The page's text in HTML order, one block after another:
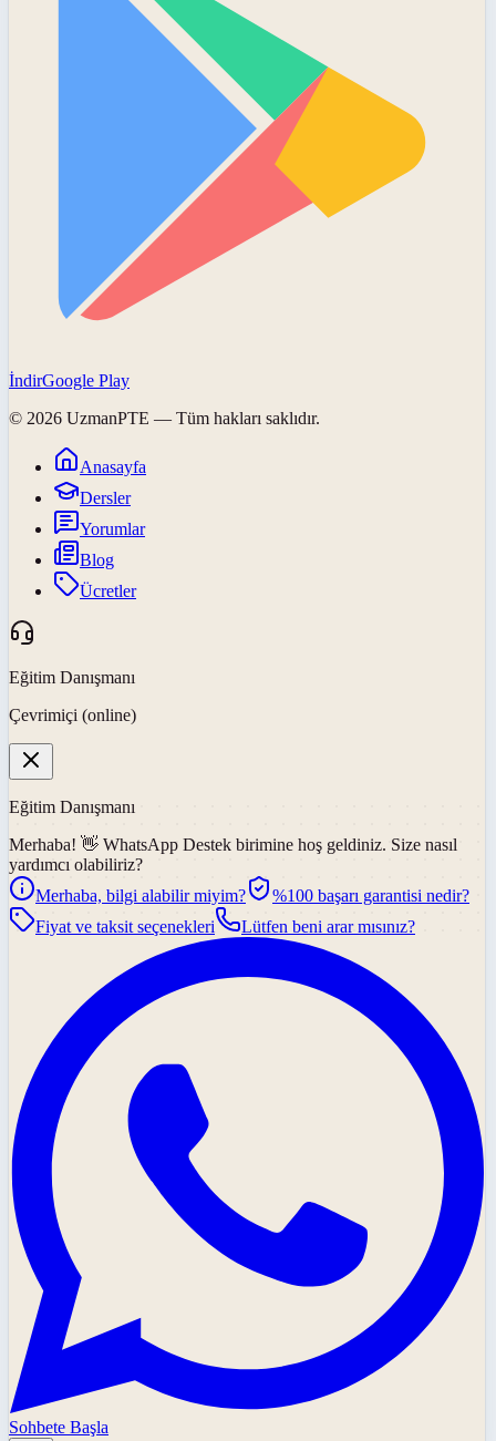
İndirGoogle Play
© 2026 UzmanPTE — Tüm hakları saklıdır.
Anasayfa
Dersler
Yorumlar
Blog
Ücretler
Eğitim Danışmanı
Çevrimiçi (online)
Eğitim Danışmanı
Merhaba! 👋 WhatsApp Destek birimine hoş geldiniz. Size nasıl
yardımcı olabiliriz?
Merhaba, bilgi alabilir miyim?
%100 başarı garantisi nedir?
Fiyat ve taksit seçenekleri
Lütfen beni arar mısınız?
Sohbete Başla